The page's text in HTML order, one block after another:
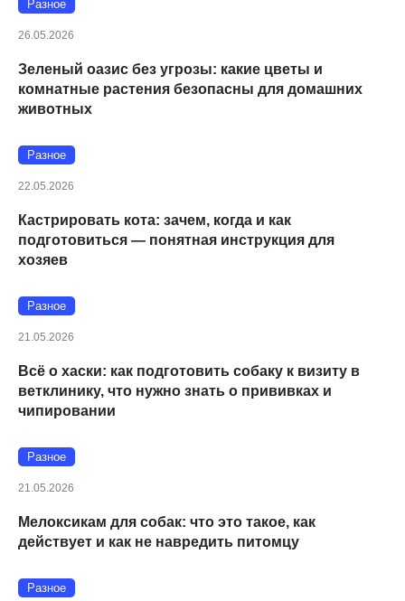
Разное
26.05.2026
Зеленый оазис без угрозы: какие цветы и
комнатные растения безопасны для домашних
животных
Разное
22.05.2026
Кастрировать кота: зачем, когда и как
подготовиться — понятная инструкция для
хозяев
Разное
21.05.2026
Всё о хаски: как подготовить собаку к визиту в
ветклинику, что нужно знать о прививках и
чипировании
Разное
21.05.2026
Мелоксикам для собак: что это такое, как
действует и как не навредить питомцу
Разное